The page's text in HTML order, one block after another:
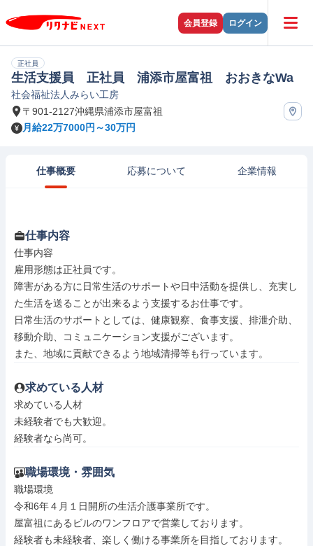
会員登録 ログイン
正社員
生活支援員 正社員 浦添市屋富祖 おおきなWa
社会福祉法人みらい工房
〒901-2127沖縄県浦添市屋富祖
月給22万7000円～30万円
仕事概要 応募について 企業情報
仕事内容
仕事内容
雇用形態は正社員です。
障害がある方に日常生活のサポートや日中活動を提供し、充実し
た生活を送ることが出来るよう支援するお仕事です。
日常生活のサポートとしては、健康観察、食事支援、排泄介助、
移動介助、コミュニケーション支援がございます。
また、地域に貢献できるよう地域清掃等も行っています。
求めている人材
求めている人材
未経験者でも大歓迎。
経験者なら尚可。
職場環境・雰囲気
職場環境
令和6年４月１日開所の生活介護事業所です。
屋富祖にあるビルのワンフロアで営業しております。
経験者も未経験者、楽しく働ける事業所を目指しております。